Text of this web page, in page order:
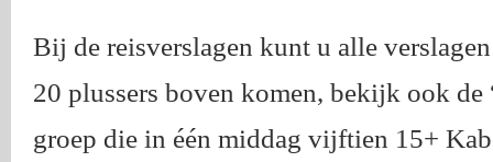
Bij de reisverslagen kunt u alle
20 plussers boven komen, bekijk ook de
groep die in één middag vijftien 15+